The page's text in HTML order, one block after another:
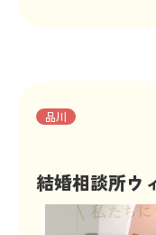
品川
結婚相談所ウ